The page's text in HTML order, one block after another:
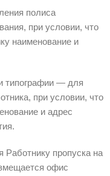
полиса
при условии, что
наименование и
типографии — для
при условии, что
и адрес
пропуска на
офис